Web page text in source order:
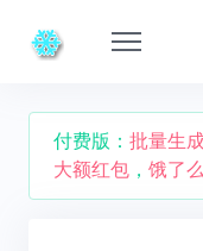
付费版： 批量生
大额红包 ， 饿了